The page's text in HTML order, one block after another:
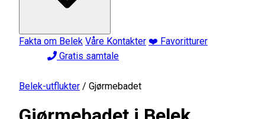
Fakta om Belek Våre Kontakter ❤️ Favoritturer
Gratis samtale
Belek-utflukter / Gjørmebadet